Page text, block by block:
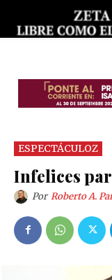
ESPECTÁCULOZ
Infelices
Por Roberto A.